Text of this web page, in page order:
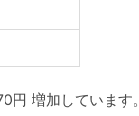
円 増加しています。